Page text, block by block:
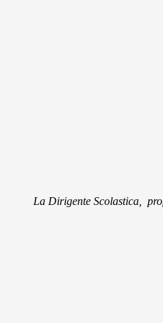
La Dirigente Scolastica,